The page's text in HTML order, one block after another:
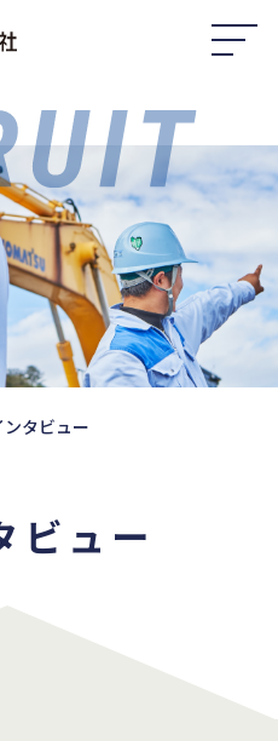
タビュー
ビュー